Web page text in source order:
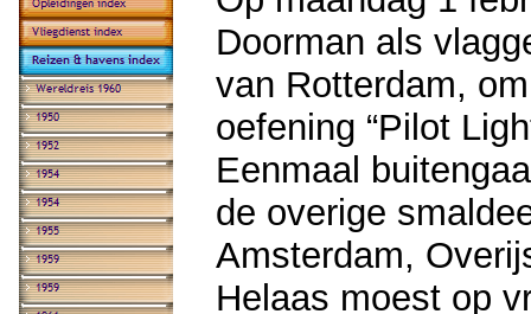
Doorman als
van Rotterdam,
oefening “Pilot
Eenmaal
de overige
Amsterdam,
Helaas moest op